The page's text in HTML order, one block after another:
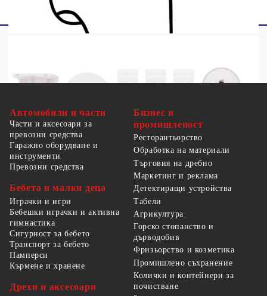
Автомобили и части
Части и аксесоари за
превозни средства
Гаражно оборудване и
инструменти
Превозни средства
Бебета и малки деца
Играчки и игри
Бебешки играчки и активна
гимнастика
Сигурност за бебето
Транспорт за бебето
Памперси
Кърмене и хранене
Дрехи и аксесоари
Бизнес и
промишленост
Ресторантьорство
Обработка на материали
Търговия на дребно
Маркетинг и реклама
Детектиращи устройства
Табели
Агрикултура
Горско стопанство и
дърводобив
Фризьорство и козметика
Промишлено съхранение
Колички и контейнери за
почистване